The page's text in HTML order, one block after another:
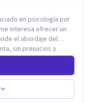
en psicología por
interesa ofrecer un
el abordaje del
sin prejuicios y
caer en etiquetas.
momento pueden
es en mi
cuestiones
cambios. Soy una